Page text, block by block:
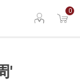
0
'